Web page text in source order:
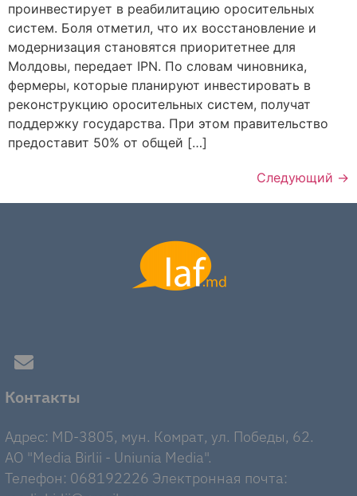
проинвестирует в реабилитацию оросительных
систем. Боля отметил, что их восстановление и
модернизация становятся приоритетнее для
Молдовы, передает IPN. По словам чиновника,
фермеры, которые планируют инвестировать в
реконструкцию оросительных систем, получат
поддержку государства. При этом правительство
предоставит 50% от общей […]
Следующий →
Контакты
Адрес: MD-3805, мун. Комрат, ул. Победы, 62.
AO "Media Birlii - Uniunia Media".
Телефон: 068192226 Электронная почта: